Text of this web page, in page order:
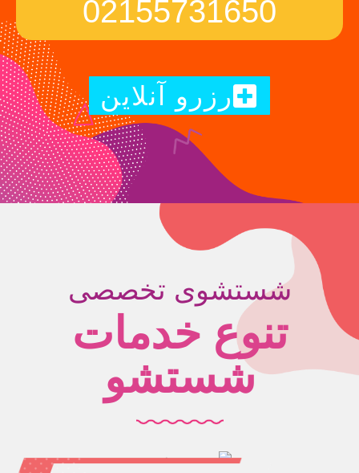
02155731650
رزرو آنلاین
شستشوی تخصصی
تنوع خدمات
شستشو